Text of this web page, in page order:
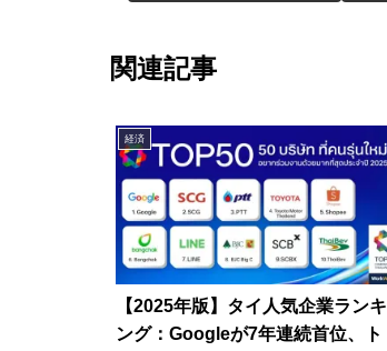
関連記事
経済
【2025年版】タイ人気企業ランキ
ング：Googleが7年連続首位、ト